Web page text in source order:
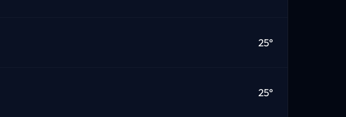
25°
25°